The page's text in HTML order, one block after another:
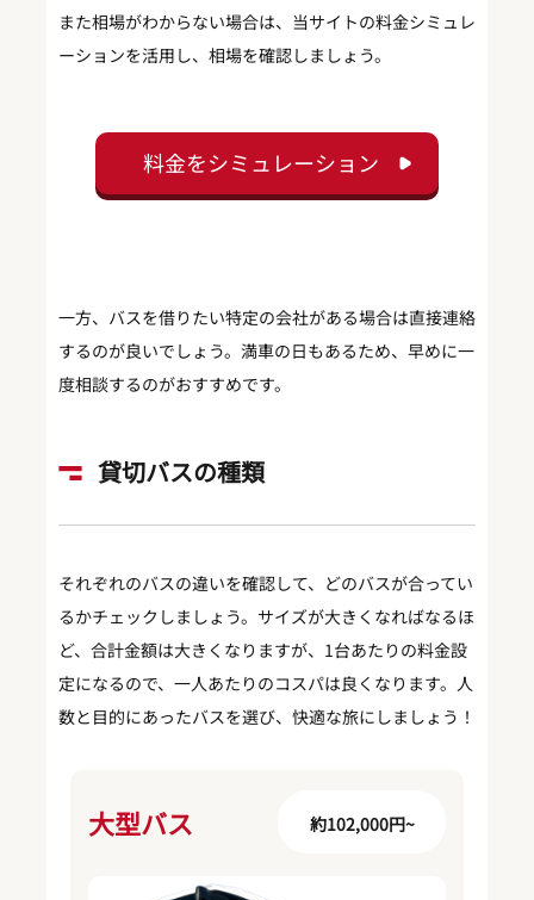
また相場がわからない場合は、当サイトの料金シミュレ
ーションを活用し、相場を確認しましょう。
料金をシミュレーション
一方、バスを借りたい特定の会社がある場合は直接連絡
するのが良いでしょう。満車の日もあるため、早めに一
度相談するのがおすすめです。
貸切バスの種類
それぞれのバスの違いを確認して、どのバスが合ってい
るかチェックしましょう。サイズが大きくなればなるほ
ど、合計金額は大きくなりますが、1台あたりの料金設
定になるので、一人あたりのコスパは良くなります。人
数と目的にあったバスを選び、快適な旅にしましょう！
大型バス 約102,000円~